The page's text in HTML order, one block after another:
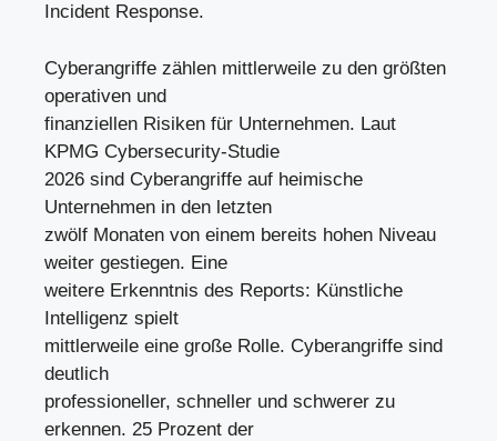
Incident Response.
Cyberangriffe zählen mittlerweile zu den größten
operativen und
finanziellen Risiken für Unternehmen. Laut
KPMG Cybersecurity-Studie
2026 sind Cyberangriffe auf heimische
Unternehmen in den letzten
zwölf Monaten von einem bereits hohen Niveau
weiter gestiegen. Eine
weitere Erkenntnis des Reports: Künstliche
Intelligenz spielt
mittlerweile eine große Rolle. Cyberangriffe sind
deutlich
professioneller, schneller und schwerer zu
erkennen. 25 Prozent der